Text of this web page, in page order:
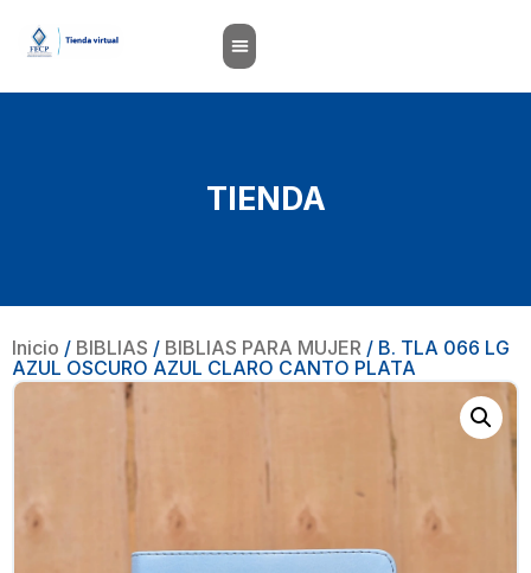
TIENDA
Inicio / BIBLIAS / BIBLIAS PARA MUJER / B. TLA 066 LG
AZUL OSCURO AZUL CLARO CANTO PLATA